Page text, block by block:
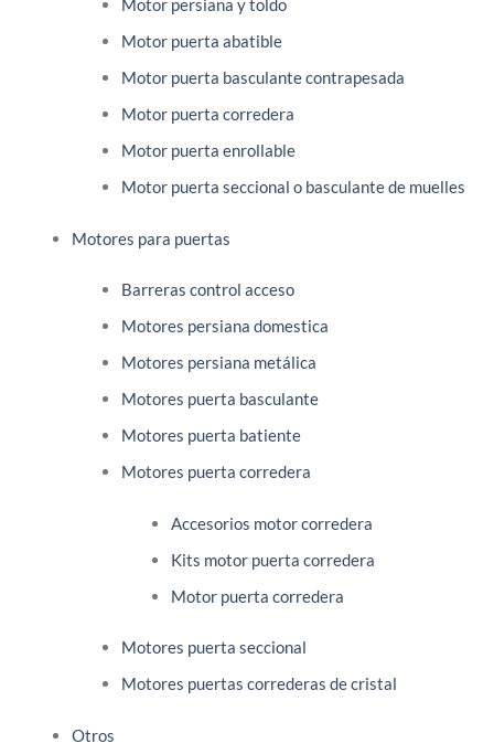
Motor persiana y toldo
Motor puerta abatible
Motor puerta basculante contrapesada
Motor puerta corredera
Motor puerta enrollable
Motor puerta seccional o basculante de muelles
Motores para puertas
Barreras control acceso
Motores persiana domestica
Motores persiana metálica
Motores puerta basculante
Motores puerta batiente
Motores puerta corredera
Accesorios motor corredera
Kits motor puerta corredera
Motor puerta corredera
Motores puerta seccional
Motores puertas correderas de cristal
Otros